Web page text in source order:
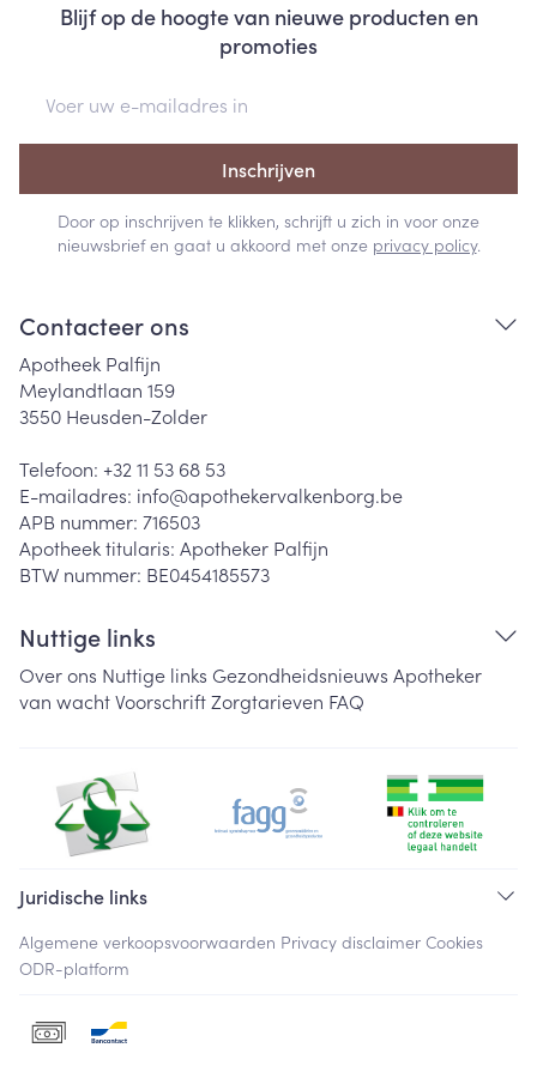
Blijf op de hoogte van nieuwe producten en
promoties
Inschrijven
Door op inschrijven te klikken, schrijft u zich in voor onze
nieuwsbrief en gaat u akkoord met onze privacy policy.
Contacteer ons
Apotheek Palfijn
Meylandtlaan 159
3550 Heusden-Zolder
Telefoon: +32 11 53 68 53
E-mailadres: info@apothekervalkenborg.be
APB nummer: 716503
Apotheek titularis: Apotheker Palfijn
BTW nummer: BE0454185573
Nuttige links
Over ons Nuttige links Gezondheidsnieuws Apotheker
van wachtVoorschriftZorgtarieven FAQ
Juridische links
Algemene verkoopsvoorwaarden Privacy disclaimer Cookies
ODR-platform